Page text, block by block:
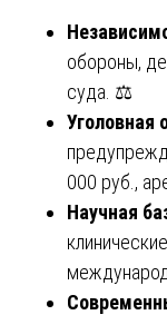
обороны,
суда. ⚖️
Уголовная
000 руб.,
Научная